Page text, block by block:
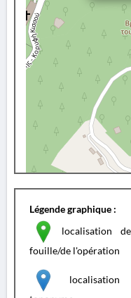
Légende graphique :
localisation
fouille/de l'opération
localisation